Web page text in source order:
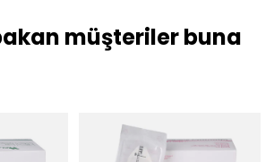
müşteriler buna